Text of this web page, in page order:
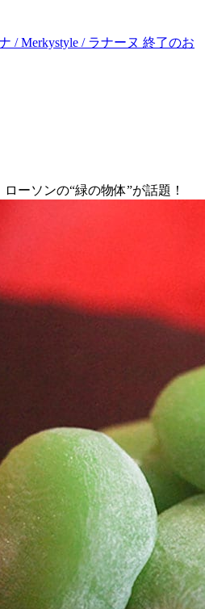
/ Merkystyle / ラナーヌ 終了のお
ーソンの“緑の物体”が話題！